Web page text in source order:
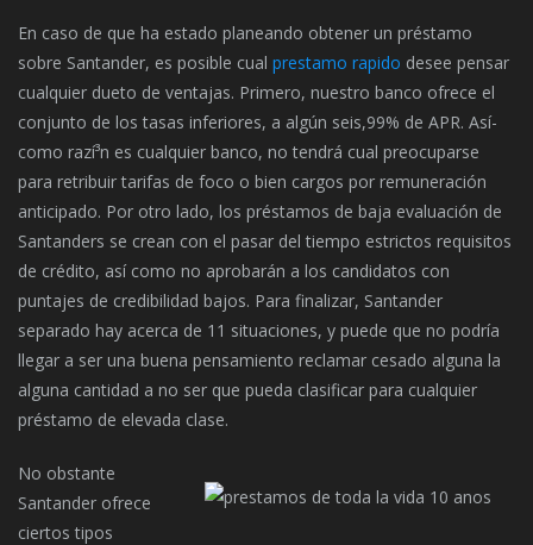
En caso de que ha estado planeando obtener un préstamo
sobre Santander, es posible cual prestamo rapido desee pensar
cualquier dueto de ventajas. Primero, nuestro banco ofrece el
conjunto de los tasas inferiores, a algún seis,99% de APR. Así­
como razí³n es cualquier banco, no tendrá cual preocuparse
para retribuir tarifas de foco o bien cargos por remuneración
anticipado. Por otro lado, los préstamos de baja evaluación de
Santanders se crean con el pasar del tiempo estrictos requisitos
de crédito, así­ como no aprobarán a los candidatos con
puntajes de credibilidad bajos. Para finalizar, Santander
separado hay acerca de 11 situaciones, y puede que no podrí­a
llegar a ser una buena pensamiento reclamar cesado alguna la
alguna cantidad a no ser que pueda clasificar para cualquier
préstamo de elevada clase.
No obstante
Santander ofrece
ciertos tipos